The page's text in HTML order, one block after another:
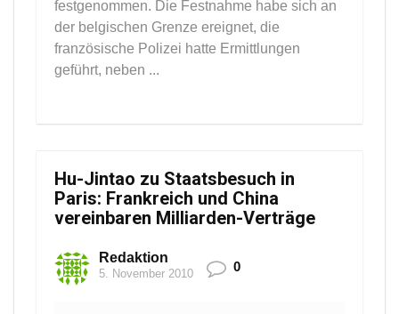
festgenommen. Die Festnahme habe sich an
der belgischen Grenze ereignet, die
französische Polizei hatte Ermittlungen
geführt, neben ...
Hu-Jintao zu Staatsbesuch in
Paris: Frankreich und China
vereinbaren Milliarden-Verträge
Redaktion
5. November 2010 0